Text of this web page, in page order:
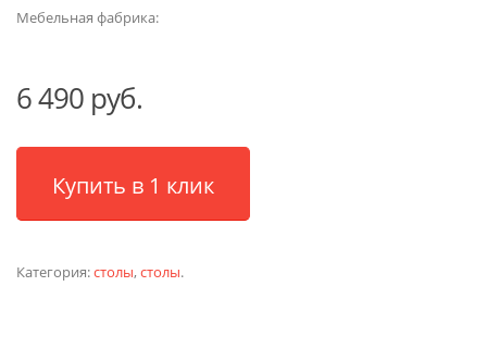
Мебельная фабрика:
6 490 руб.
Купить в 1 клик
Категория:столы,столы.